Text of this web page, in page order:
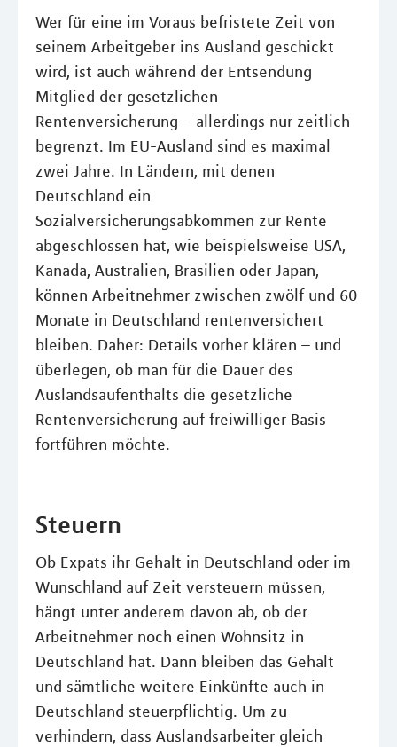
Wer für eine im Voraus befristete Zeit von
seinem Arbeitgeber ins Ausland geschickt
wird, ist auch während der Entsendung
Mitglied der gesetzlichen
Rentenversicherung – allerdings nur zeitlich
begrenzt. Im EU-Ausland sind es maximal
zwei Jahre. In Ländern, mit denen
Deutschland ein
Sozialversicherungsabkommen zur Rente
abgeschlossen hat, wie beispielsweise USA,
Kanada, Australien, Brasilien oder Japan,
können Arbeitnehmer zwischen zwölf und 60
Monate in Deutschland rentenversichert
bleiben. Daher: Details vorher klären – und
überlegen, ob man für die Dauer des
Auslandsaufenthalts die gesetzliche
Rentenversicherung auf freiwilliger Basis
fortführen möchte.
Steuern
Ob Expats ihr Gehalt in Deutschland oder im
Wunschland auf Zeit versteuern müssen,
hängt unter anderem davon ab, ob der
Arbeitnehmer noch einen Wohnsitz in
Deutschland hat. Dann bleiben das Gehalt
und sämtliche weitere Einkünfte auch in
Deutschland steuerpflichtig. Um zu
verhindern, dass Auslandsarbeiter gleich